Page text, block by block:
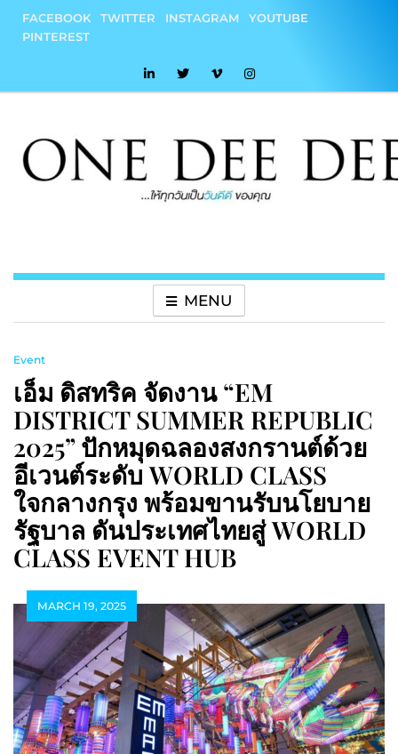
content
FACEBOOK TWITTER INSTAGRAM
YOUTUBE
PINTEREST
MENU
Event
เอ็ม ดิสทริค จัดงาน “EM
DISTRICT SUMMER REPUBLIC
2025” ปักหมุดฉลองสงกรานต์ด้วย
อีเวนต์ระดับ WORLD CLASS
ใจกลางกรุง พร้อมขานรับนโยบาย
รัฐบาล ดันประเทศไทยสู่ WORLD
CLASS EVENT HUB
MARCH 19, 2025